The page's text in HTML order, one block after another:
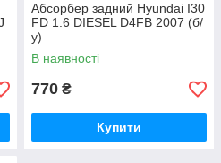
Абсорбер задний Hyundai I30
FD 1.6 DIESEL D4FB 2007 (б/
у)
В наявності
770 ₴
Купити